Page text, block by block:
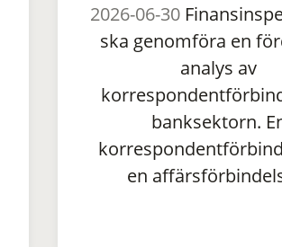
2026-06-30
ska genomföra en
analys av
banksektorn.
en